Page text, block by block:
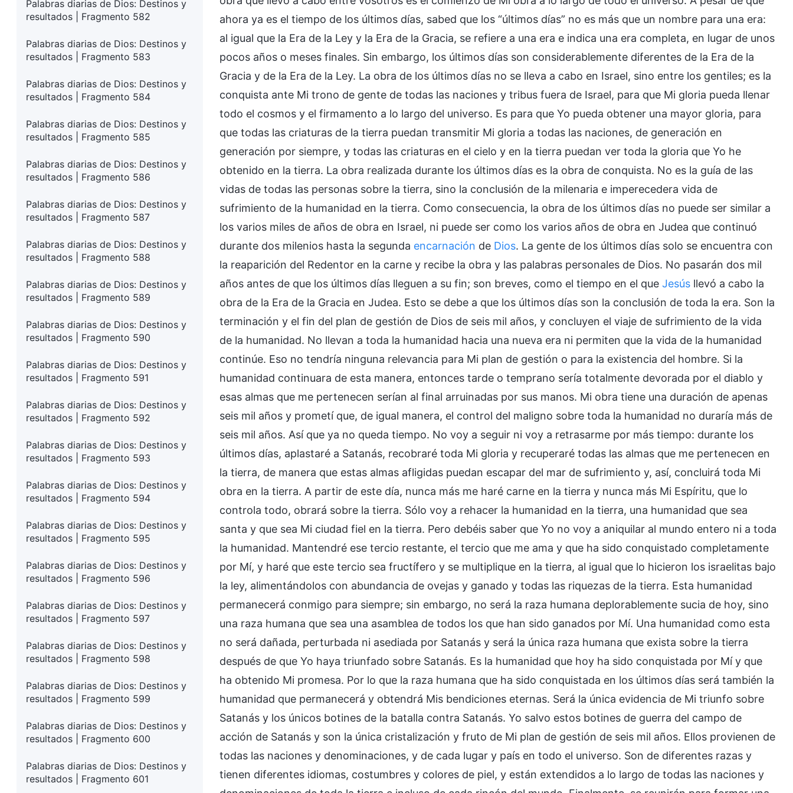
Palabras diarias de Dios: Destinos y
resultados | Fragmento 582
Palabras diarias de Dios: Destinos y
resultados | Fragmento 583
Palabras diarias de Dios: Destinos y
resultados | Fragmento 584
Palabras diarias de Dios: Destinos y
resultados | Fragmento 585
Palabras diarias de Dios: Destinos y
resultados | Fragmento 586
Palabras diarias de Dios: Destinos y
resultados | Fragmento 587
Palabras diarias de Dios: Destinos y
resultados | Fragmento 588
Palabras diarias de Dios: Destinos y
resultados | Fragmento 589
Palabras diarias de Dios: Destinos y
resultados | Fragmento 590
Palabras diarias de Dios: Destinos y
resultados | Fragmento 591
Palabras diarias de Dios: Destinos y
resultados | Fragmento 592
Palabras diarias de Dios: Destinos y
resultados | Fragmento 593
Palabras diarias de Dios: Destinos y
resultados | Fragmento 594
Palabras diarias de Dios: Destinos y
resultados | Fragmento 595
Palabras diarias de Dios: Destinos y
resultados | Fragmento 596
Palabras diarias de Dios: Destinos y
resultados | Fragmento 597
Palabras diarias de Dios: Destinos y
resultados | Fragmento 598
Palabras diarias de Dios: Destinos y
resultados | Fragmento 599
Palabras diarias de Dios: Destinos y
resultados | Fragmento 600
Palabras diarias de Dios: Destinos y
resultados | Fragmento 601
ahora ya es el tiempo de los últimos días, sabed que los “últimos días” no es más que un nombre para una era:
al igual que la Era de la Ley y la Era de la Gracia, se refiere a una era e indica una era completa, en lugar de unos
pocos años o meses finales. Sin embargo, los últimos días son considerablemente diferentes de la Era de la
Gracia y de la Era de la Ley. La obra de los últimos días no se lleva a cabo en Israel, sino entre los gentiles; es la
conquista ante Mi trono de gente de todas las naciones y tribus fuera de Israel, para que Mi gloria pueda llenar
todo el cosmos y el firmamento a lo largo del universo. Es para que Yo pueda obtener una mayor gloria, para
que todas las criaturas de la tierra puedan transmitir Mi gloria a todas las naciones, de generación en
generación por siempre, y todas las criaturas en el cielo y en la tierra puedan ver toda la gloria que Yo he
obtenido en la tierra. La obra realizada durante los últimos días es la obra de conquista. No es la guía de las
vidas de todas las personas sobre la tierra, sino la conclusión de la milenaria e imperecedera vida de
sufrimiento de la humanidad en la tierra. Como consecuencia, la obra de los últimos días no puede ser similar a
los varios miles de años de obra en Israel, ni puede ser como los varios años de obra en Judea que continuó
durante dos milenios hasta la segunda encarnación de Dios. La gente de los últimos días solo se encuentra con
la reaparición del Redentor en la carne y recibe la obra y las palabras personales de Dios. No pasarán dos mil
años antes de que los últimos días lleguen a su fin; son breves, como el tiempo en el que Jesús llevó a cabo la
obra de la Era de la Gracia en Judea. Esto se debe a que los últimos días son la conclusión de toda la era. Son la
terminación y el fin del plan de gestión de Dios de seis mil años, y concluyen el viaje de sufrimiento de la vida
de la humanidad. No llevan a toda la humanidad hacia una nueva era ni permiten que la vida de la humanidad
continúe. Eso no tendría ninguna relevancia para Mi plan de gestión o para la existencia del hombre. Si la
humanidad continuara de esta manera, entonces tarde o temprano sería totalmente devorada por el diablo y
esas almas que me pertenecen serían al final arruinadas por sus manos. Mi obra tiene una duración de apenas
seis mil años y prometí que, de igual manera, el control del maligno sobre toda la humanidad no duraría más de
seis mil años. Así que ya no queda tiempo. No voy a seguir ni voy a retrasarme por más tiempo: durante los
últimos días, aplastaré a Satanás, recobraré toda Mi gloria y recuperaré todas las almas que me pertenecen en
la tierra, de manera que estas almas afligidas puedan escapar del mar de sufrimiento y, así, concluirá toda Mi
obra en la tierra. A partir de este día, nunca más me haré carne en la tierra y nunca más Mi Espíritu, que lo
controla todo, obrará sobre la tierra. Sólo voy a rehacer la humanidad en la tierra, una humanidad que sea
santa y que sea Mi ciudad fiel en la tierra. Pero debéis saber que Yo no voy a aniquilar al mundo entero ni a toda
la humanidad. Mantendré ese tercio restante, el tercio que me ama y que ha sido conquistado completamente
por Mí, y haré que este tercio sea fructífero y se multiplique en la tierra, al igual que lo hicieron los israelitas bajo
la ley, alimentándolos con abundancia de ovejas y ganado y todas las riquezas de la tierra. Esta humanidad
permanecerá conmigo para siempre; sin embargo, no será la raza humana deplorablemente sucia de hoy, sino
una raza humana que sea una asamblea de todos los que han sido ganados por Mí. Una humanidad como esta
no será dañada, perturbada ni asediada por Satanás y será la única raza humana que exista sobre la tierra
después de que Yo haya triunfado sobre Satanás. Es la humanidad que hoy ha sido conquistada por Mí y que
ha obtenido Mi promesa. Por lo que la raza humana que ha sido conquistada en los últimos días será también la
humanidad que permanecerá y obtendrá Mis bendiciones eternas. Será la única evidencia de Mi triunfo sobre
Satanás y los únicos botines de la batalla contra Satanás. Yo salvo estos botines de guerra del campo de
acción de Satanás y son la única cristalización y fruto de Mi plan de gestión de seis mil años. Ellos provienen de
todas las naciones y denominaciones, y de cada lugar y país en todo el universo. Son de diferentes razas y
tienen diferentes idiomas, costumbres y colores de piel, y están extendidos a lo largo de todas las naciones y